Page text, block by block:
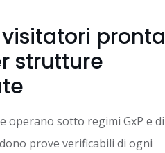
pronta
strutture
operano sotto regimi GxP e di
prove verificabili di ogni